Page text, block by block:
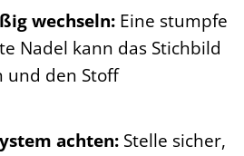
wechseln:Eine stumpfe
Nadel kann das Stichbild
und den Stoff
achten:Stelle sicher,